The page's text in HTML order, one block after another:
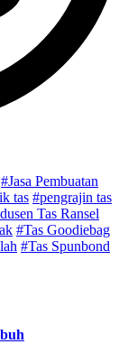
#Jasa Pembuatan
tas #pengrajin tas
Tas Ransel
#Tas Goodiebag
#Tas Spunbond